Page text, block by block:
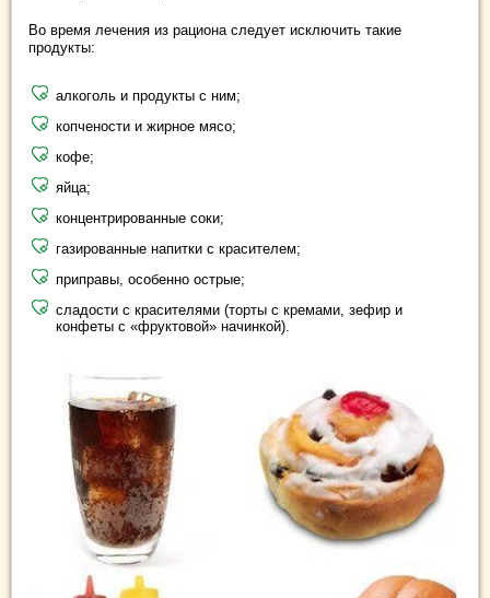
Во время лечения из рациона следует исключить такие
продукты:
алкоголь и продукты с ним;
копчености и жирное мясо;
кофе;
яйца;
концентрированные соки;
газированные напитки с красителем;
приправы, особенно острые;
сладости с красителями (торты с кремами, зефир и
конфеты с «фруктовой» начинкой).